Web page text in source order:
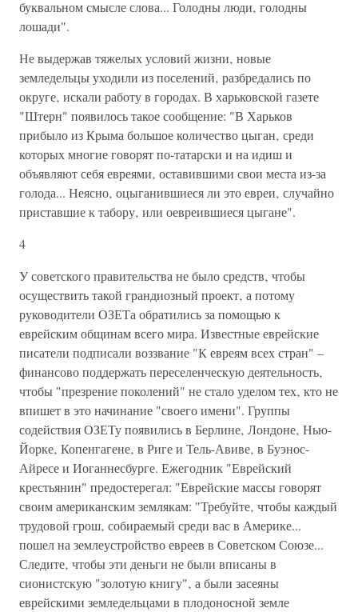
буквальном смысле слова... Голодны люди‚ голодны
лошади".
Не выдержав тяжелых условий жизни‚ новые
земледельцы уходили из поселений‚ разбредались по
округе‚ искали работу в городах. В харьковской газете
"Штерн" появилось такое сообщение: "В Харьков
прибыло из Крыма большое количество цыган‚ среди
которых многие говорят по-татарски и на идиш и
объявляют себя евреями‚ оставившими свои места из-за
голода... Неясно‚ оцыганившиеся ли это евреи‚ случайно
приставшие к табору‚ или оевреившиеся цыгане".
4
У советского правительства не было средств‚ чтобы
осуществить такой грандиозный проект‚ а потому
руководители ОЗЕТа обратились за помощью к
еврейским общинам всего мира. Известные еврейские
писатели подписали воззвание "К евреям всех стран" –
финансово поддержать переселенческую деятельность‚
чтобы "презрение поколений" не стало уделом тех‚ кто не
впишет в это начинание "своего имени". Группы
содействия ОЗЕТу появились в Берлине‚ Лондоне‚ Нью-
Йорке‚ Копенгагене‚ в Риге и Тель-Авиве‚ в Буэнос-
Айресе и Иоганнесбурге. Ежегодник "Еврейский
крестьянин" предостерегал: "Еврейские массы говорят
своим американским землякам: "Требуйте‚ чтобы каждый
трудовой грош‚ собираемый среди вас в Америке...
пошел на землеустройство евреев в Советском Союзе...
Следите‚ чтобы эти деньги не были вписаны в
сионистскую "золотую книгу"‚ а были засеяны
еврейскими земледельцами в плодоносной земле